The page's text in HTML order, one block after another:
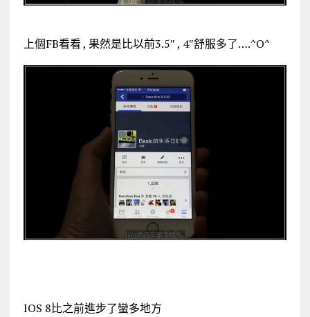
上個FB看看 , 果然是比以前3.5″ , 4″舒服多了….^O^
IOS 8比之前進步了蠻多地方